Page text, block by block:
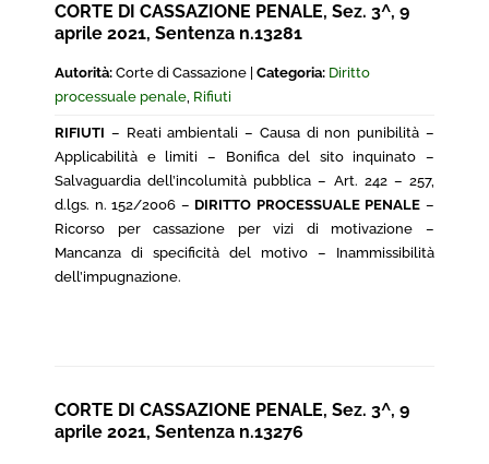
CORTE DI CASSAZIONE PENALE, Sez. 3^, 9
aprile 2021, Sentenza n.13281
Autorità: Corte di Cassazione | Categoria: Diritto
processuale penale, Rifiuti
RIFIUTI – Reati ambientali – Causa di non punibilità –
Applicabilità e limiti – Bonifica del sito inquinato –
Salvaguardia dell’incolumità pubblica – Art. 242 – 257,
d.lgs. n. 152/2006 – DIRITTO PROCESSUALE PENALE –
Ricorso per cassazione per vizi di motivazione –
Mancanza di specificità del motivo – Inammissibilità
dell’impugnazione.
CORTE DI CASSAZIONE PENALE, Sez. 3^, 9
aprile 2021, Sentenza n.13276